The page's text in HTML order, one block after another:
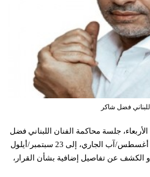
فضل شاكر
جلسة محاكمة الفنان اللبناني فضل
شاكر، التي كانت مقرر عقدها في 5 أغسطس/آب الجاري، إلى 23 سبتمبر/أيلول
الكشف عن تفاصيل إضافية بشأن القرار،